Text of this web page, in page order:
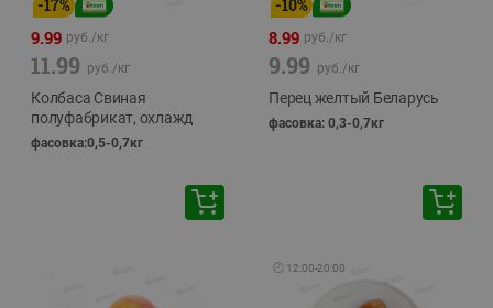
-17%
9.99 руб./кг
11.99 руб./кг
Колбаса Свиная
полуфабрикат, охлажд
фасовка:0,5-0,7кг
-10%
8.99 руб./кг
9.99 руб./кг
Перец желтый Беларусь
фасовка: 0,3-0,7кг
🕘 12:00-20:00